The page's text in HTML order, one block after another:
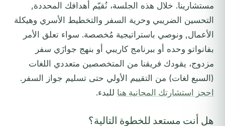
مستشارينا. خلال هذه الجلسة، نُقيّم أهدافك المحددة,
التحسين الضريبي وحرية السفر والتخطيط الأسري وهيكلة
الأعمال, ونوصي باستراتيجية مُخصصة. سواء تعلق الأمر
بفانواتو وحده أو ببرنامج كاريبي أو بنهج جوازَي سفر
مزدوج، يقودك فريقنا من المتخصصين متعددي اللغات
(السبع لغات) من التقييم الأولي حتى تسليم جواز السفر.
احجز استشارتك المجانية هنا للبدء.
هل أنت مستعد للخطوة التالية؟